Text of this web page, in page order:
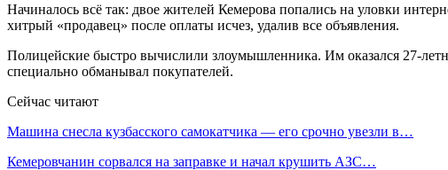
Начиналось всё так: двое жителей Кемерова попались на уловки
хитрый «продавец» после оплаты исчез, удалив все объявления.
Полицейские быстро вычислили злоумышленника. Им оказался 27-
специально обманывал покупателей.
Сейчас читают
Машина снесла кузбасского самокатчика — его срочно увезли в…
Кемеровчанин сорвался на заправке и начал крушить АЗС…